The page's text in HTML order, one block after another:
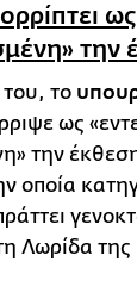
ως
την
το
ως
την
οποία
Λωρίδα της